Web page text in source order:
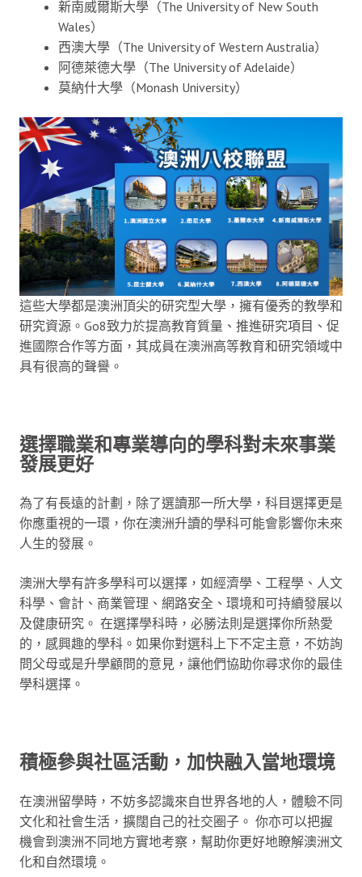
新南威爾斯大學（The University of New South
Wales）
西澳大學（The University of Western Australia）
阿德萊德大學（The University of Adelaide）
莫納什大學（Monash University）
這些大學都是澳洲頂尖的研究型大學，擁有優秀的教學和
研究資源。Go8致力於提高教育質量、推進研究項目、促
進國際合作等方面，其成員在澳洲高等教育和研究領域中
具有很高的聲譽。
選擇職業和專業導向的學科對未來事業
發展更好
為了有長遠的計劃，除了選讀那一所大學，科目選擇更是
你應重視的一環，你在澳洲升讀的學科可能會影響你未來
人生的發展。
澳洲大學有許多學科可以選擇，如經濟學、工程學、人文
科學、會計、商業管理、網路安全、環境和可持續發展以
及健康研究。 在選擇學科時，必勝法則是選擇你所熱愛
的，感興趣的學科。如果你對選科上下不定主意，不妨詢
問父母或是升學顧問的意見，讓他們協助你尋求你的最佳
學科選擇。
積極參與社區活動，加快融入當地環境
在澳洲留學時，不妨多認識來自世界各地的人，體驗不同
文化和社會生活，擴闊自己的社交圈子。 你亦可以把握
機會到澳洲不同地方實地考察，幫助你更好地瞭解澳洲文
化和自然環境。